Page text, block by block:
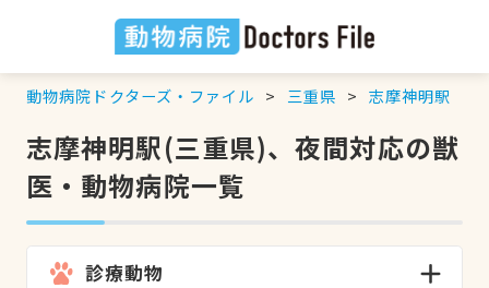
動物病院ドクターズ・ファイル 三重県 志摩神明駅
志摩神明駅(三重県)、夜間対応の獣
医・動物病院一覧
診療動物